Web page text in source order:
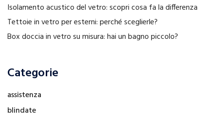
Isolamento acustico del vetro: scopri cosa fa la differenza
Tettoie in vetro per esterni: perché sceglierle?
Box doccia in vetro su misura: hai un bagno piccolo?
Categorie
assistenza
blindate